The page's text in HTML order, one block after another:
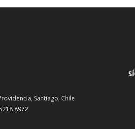
Santiago, Chile
8972